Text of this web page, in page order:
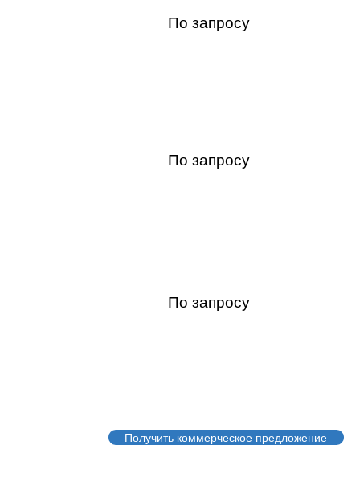
По запросу
По запросу
По запросу
Получить коммерческое предложение